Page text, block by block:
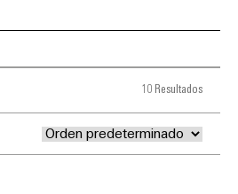
10 Resultados